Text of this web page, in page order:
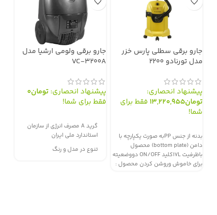
جارو برقی سطلی پارس خزر
مدل تورنادو 2200
پیشنهاد انحصاری:
تومان13,220,955 فقط برای
شما!
بدنه از جنس PPبه صورت یکپارچه با
دامن (bottom plate) محصول
باظرفیت 17Lکلید ON/OFF دووضعیته
برای خاموش وروشن کردن محصول :
جارو برقی ولومی ارشیا مدل
VC-3200A
پیشنهاد انحصاری: تومان0
فقط برای شما!
گرید A مصرف انرژی از سازمان
استاندارد ملی ایران
تنوع در مدل و رنگ